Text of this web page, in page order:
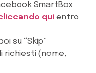
SmartBox
qui entro
su “Skip”
richiesti (nome,